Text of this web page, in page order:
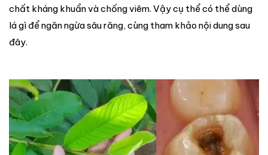
chất kháng khuẩn và chống viêm. Vậy cụ thể có thể dùng
lá gì để ngăn ngừa sâu răng, cùng tham khảo nội dung sau
đây.